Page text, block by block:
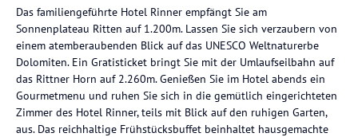
Das familiengeführte Hotel Rinner empfängt Sie am
Sonnenplateau Ritten auf 1.200m. Lassen Sie sich verzaubern von
einem atemberaubenden Blick auf das UNESCO Weltnaturerbe
Dolomiten. Ein Gratisticket bringt Sie mit der Umlaufseilbahn auf
das Rittner Horn auf 2.260m. Genießen Sie im Hotel abends ein
Gourmetmenu und ruhen Sie sich in die gemütlich eingerichteten
Zimmer des Hotel Rinner, teils mit Blick auf den ruhigen Garten,
aus. Das reichhaltige Frühstücksbuffet beinhaltet hausgemachte